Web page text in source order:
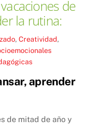
de
la rutina:
,Creatividad,
aprender
de mitad de año y